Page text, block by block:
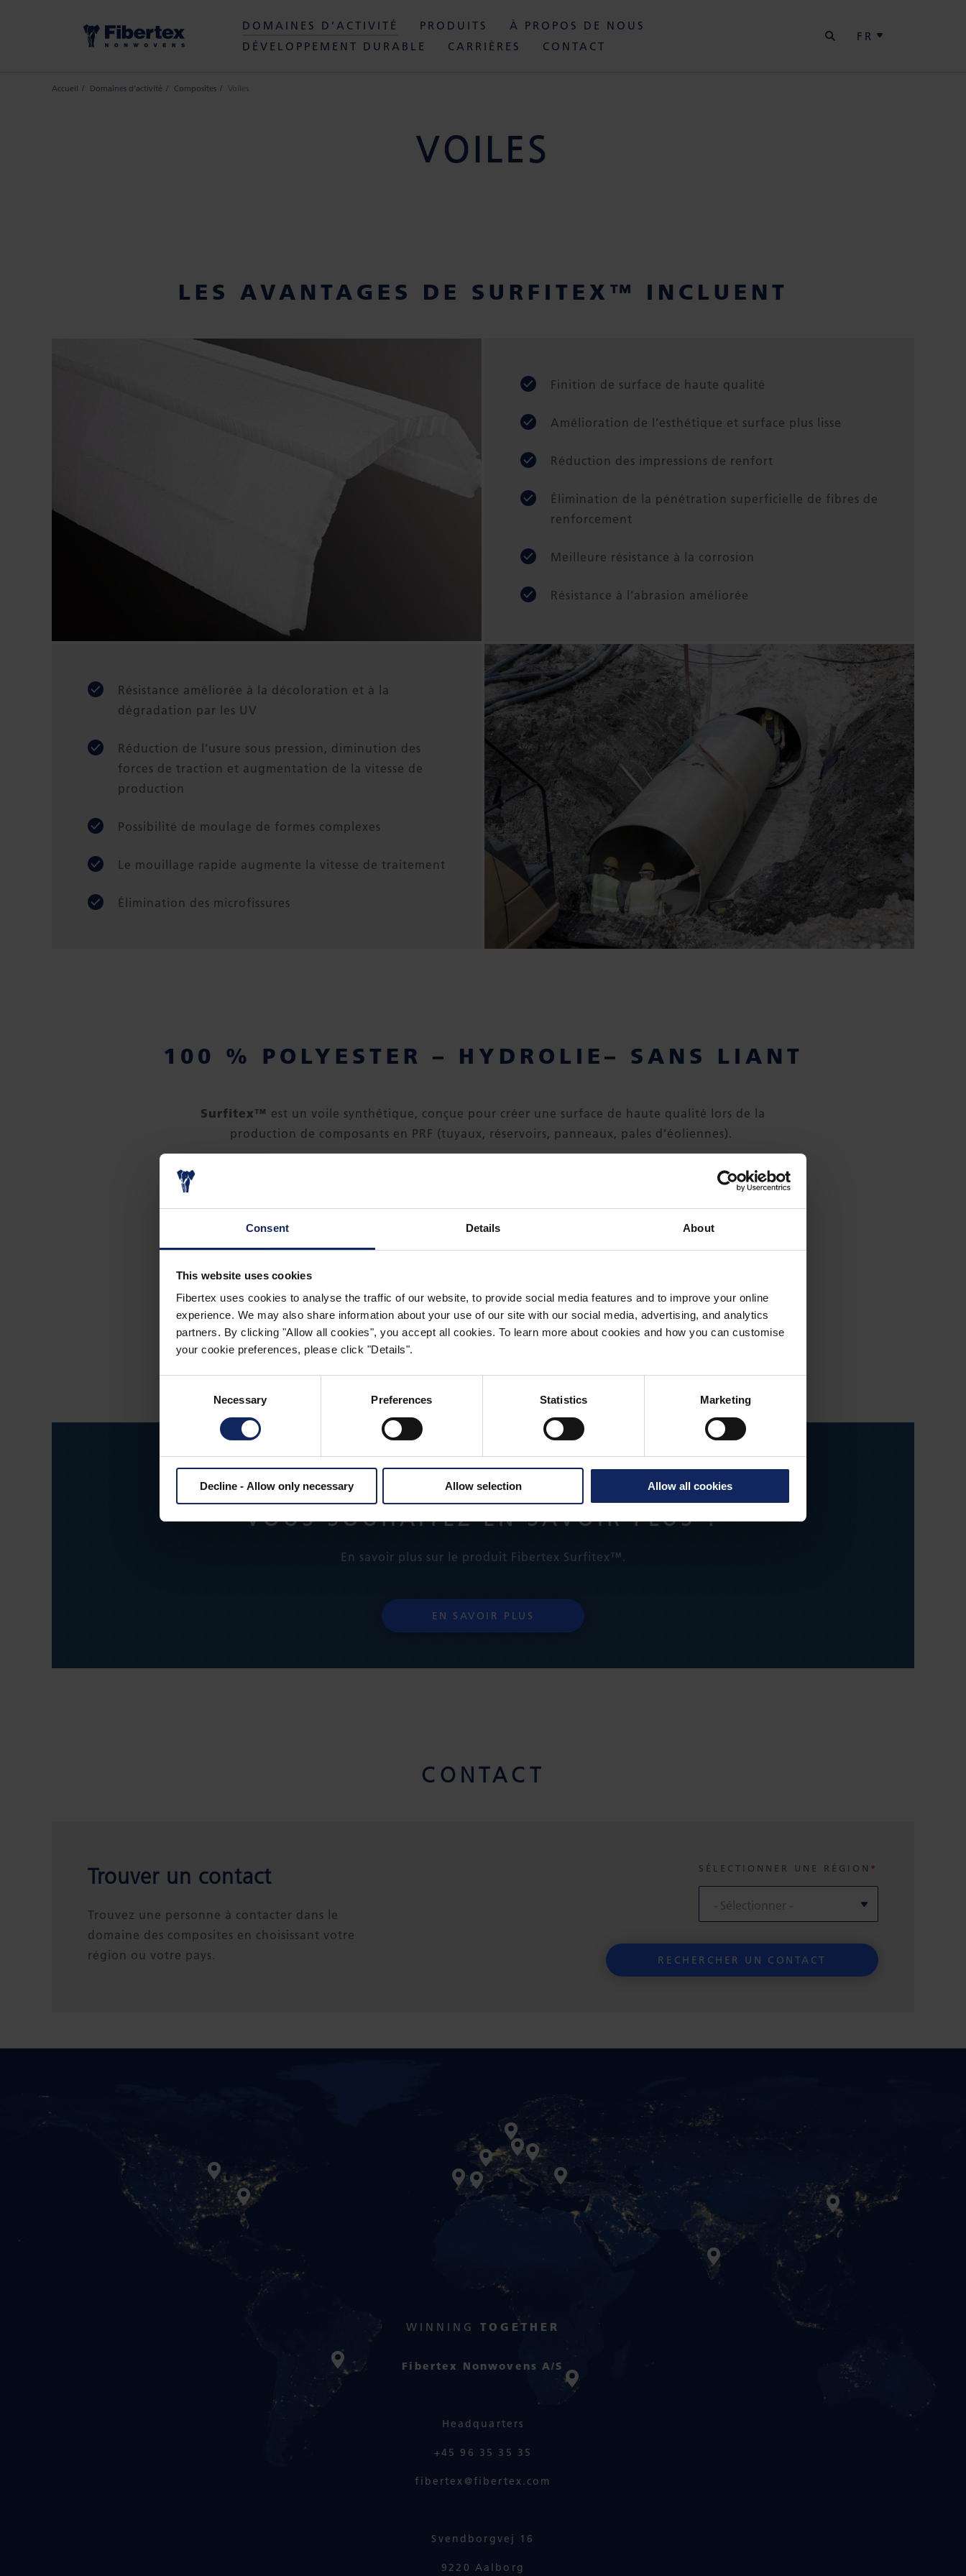
Consent Details About
This website uses cookies
Fibertex uses cookies to analyse the traffic of our website, to provide social media features and to improve your online
experience. We may also share information about your use of our site with our social media, advertising, and analytics
partners. By clicking "Allow all cookies", you accept all cookies. To learn more about cookies and how you can customise
your cookie preferences, please click "Details".
Necessary Preferences Statistics Marketing
Decline - Allow only necessary Allow selection Allow all cookies
DOMAINES D’ACTIVITÉ PRODUITS
À PROPOS DE NOUS
DÉVELOPPEMENT DURABLE
CARRIÈRES CONTACT
FR
Accueil Domaines d’activité Composites Voiles
VOILES
LES AVANTAGES DE SURFITEX™ INCLUENT
Finition de surface de haute qualité
Amélioration de l’esthétique et surface plus lisse
Réduction des impressions de renfort
Élimination de la pénétration superficielle de fibres de
renforcement
Meilleure résistance à la corrosion
Résistance à l’abrasion améliorée
Résistance améliorée à la décoloration et à la
dégradation par les UV
Réduction de l’usure sous pression, diminution des
forces de traction et augmentation de la vitesse de
production
Possibilité de moulage de formes complexes
Le mouillage rapide augmente la vitesse de traitement
Élimination des microfissures
100 % POLYESTER – HYDROLIE– SANS LIANT
Surfitex™ est un voile synthétique, conçue pour créer une surface de haute qualité lors de la
production de composants en PRF (tuyaux, réservoirs, panneaux, pales d’éoliennes).
Surfitex™
est fabriqué à partir de fibres 100 % polyester, qui sont hydroliés avec des jets d’eau
haute pression, sans ajout de produits chimiques, éliminant ainsi tout risque de contamination
d’enroulement de filament, de RTM, d’infusion sous vide et de pose manuelle.
Surfitex™donne aux composants PFR une surface riche en résine qui améliore la résistance aux
intempéries et à la corrosion et réduit la dégradation causée par les UV. Il fournit également
une finition lisse, fissurée et résistante minimisant l’impression de renforcement.
VOUS SOUHAITEZ EN SAVOIR PLUS ?
En savoir plus sur le produit Fibertex Surfitex™.
EN SAVOIR PLUS
CONTACT
Trouver un contact
Trouvez une personne à contacter dans le
domaine des composites en choisissant votre
région ou votre pays.
SÉLECTIONNER UNE RÉGION
WINNING TOGETHER
Fibertex Nonwovens A/S
Headquarters
+45 96 35 35 35
fibertex@fibertex.com
Svendborgvej 16
9220 Aalborg